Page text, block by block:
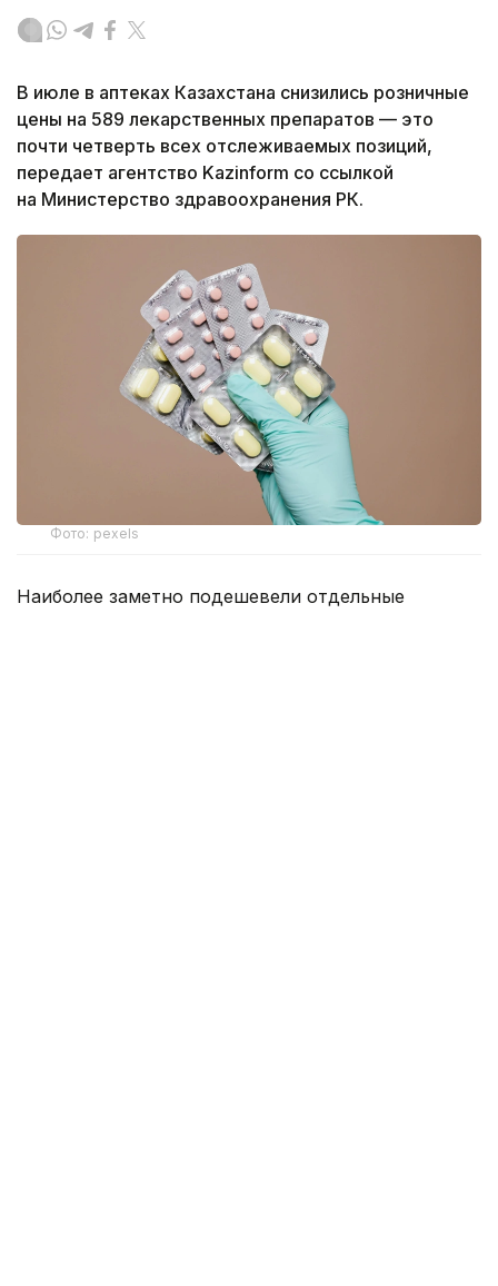
В июле в аптеках Казахстана снизились розничные
цены на 589 лекарственных препаратов — это
почти четверть всех отслеживаемых позиций,
передает агентство Kazinform со ссылкой
на Министерство здравоохранения РК.
Фото: pexels
Наиболее заметно подешевели отдельные